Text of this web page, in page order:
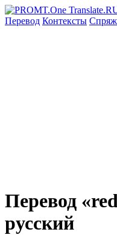
Перевод Контексты
Перевод
русский